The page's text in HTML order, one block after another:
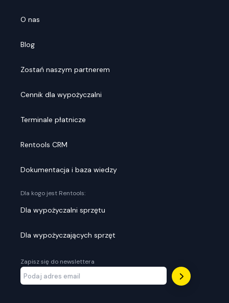
O nas
Blog
Zostań naszym partnerem
Cennik dla wypożyczalni
Terminale płatnicze
Rentools CRM
Dokumentacja i baza wiedzy
Dla kogo jest Rentools:
Dla wypożyczalni sprzętu
Dla wypożyczających sprzęt
Zapisz się do newslettera